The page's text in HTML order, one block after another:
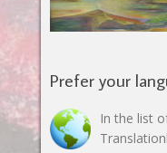
Prefer your
In the list